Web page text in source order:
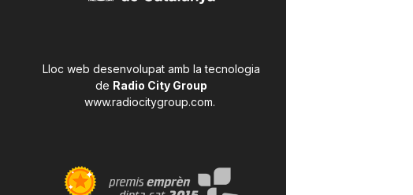
Lloc web desenvolupat amb la tecnologia
de Radio City Group
www.radiocitygroup.com.